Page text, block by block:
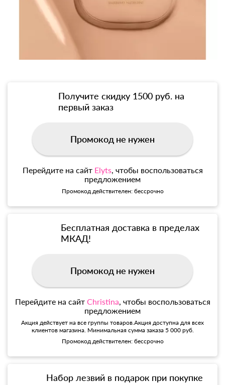
Получите скидку 1500 руб. на
первый заказ
Промокод не нужен
Перейдите на сайт Elyts, чтобы воспользоваться
предложением
Промокод действителен: бессрочно
Бесплатная доставка в пределах
МКАД!
Промокод не нужен
Перейдите на сайт Christina , чтобы воспользоваться
предложением
Акция действует на все группы товаров.Акция доступна для всех
клиентов магазина. Минимальная сумма заказа 5 000 руб.
Промокод действителен: бессрочно
Набор лезвий в подарок при покупке